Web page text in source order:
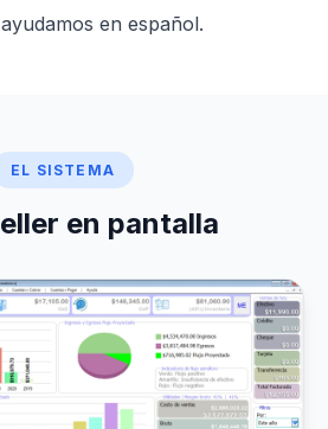
en español.
EL SISTEMA
en pantalla